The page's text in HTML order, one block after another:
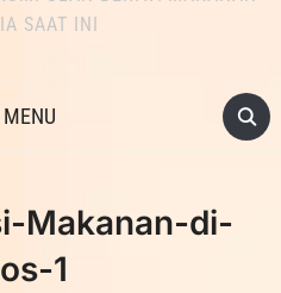
SAAT INI
MENU
Makanan-di-
1